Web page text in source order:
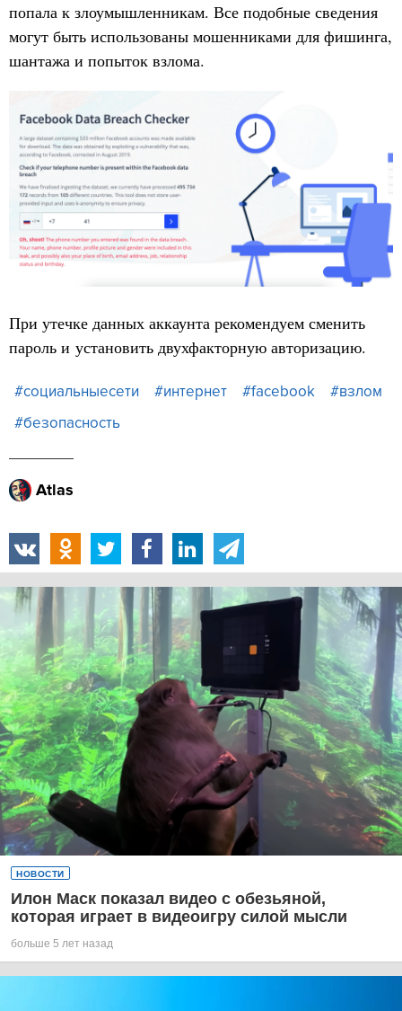
попала к злоумышленникам. Все подобные сведения
могут быть использованы мошенниками для фишинга,
шантажа и попыток взлома.
При утечке данных аккаунта рекомендуем сменить
пароль и установить двухфакторную авторизацию.
#социальныесети #интернет #facebook
#взлом
#безопасность
Atlas
НОВОСТИ
Илон Маск показал видео с обезьяной,
которая играет в видеоигру силой мысли
больше 5 лет назад